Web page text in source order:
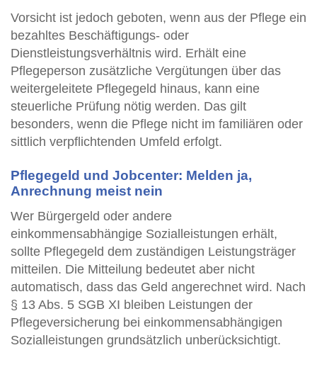
Vorsicht ist jedoch geboten, wenn aus der Pflege ein
bezahltes Beschäftigungs- oder
Dienstleistungsverhältnis wird. Erhält eine
Pflegeperson zusätzliche Vergütungen über das
weitergeleitete Pflegegeld hinaus, kann eine
steuerliche Prüfung nötig werden. Das gilt
besonders, wenn die Pflege nicht im familiären oder
sittlich verpflichtenden Umfeld erfolgt.
Pflegegeld und Jobcenter: Melden ja,
Anrechnung meist nein
Wer Bürgergeld oder andere
einkommensabhängige Sozialleistungen erhält,
sollte Pflegegeld dem zuständigen Leistungsträger
mitteilen. Die Mitteilung bedeutet aber nicht
automatisch, dass das Geld angerechnet wird. Nach
§ 13 Abs. 5 SGB XI bleiben Leistungen der
Pflegeversicherung bei einkommensabhängigen
Sozialleistungen grundsätzlich unberücksichtigt.